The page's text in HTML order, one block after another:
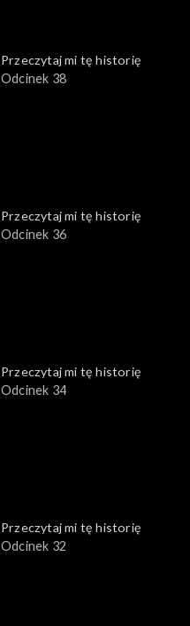
Przeczytaj mi tę historię
Odcinek 38
Przeczytaj mi tę historię
Odcinek 36
Przeczytaj mi tę historię
Odcinek 34
Przeczytaj mi tę historię
Odcinek 32